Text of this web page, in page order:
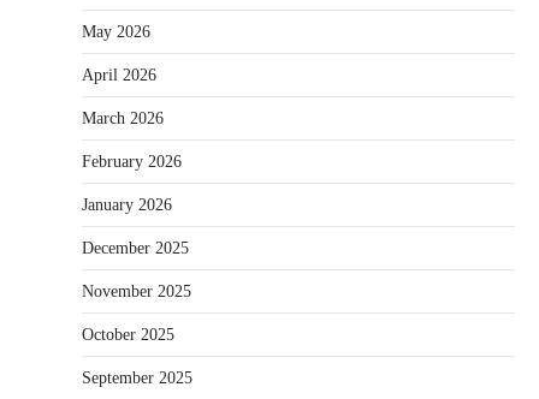
May 2026
April 2026
March 2026
February 2026
January 2026
December 2025
November 2025
October 2025
September 2025